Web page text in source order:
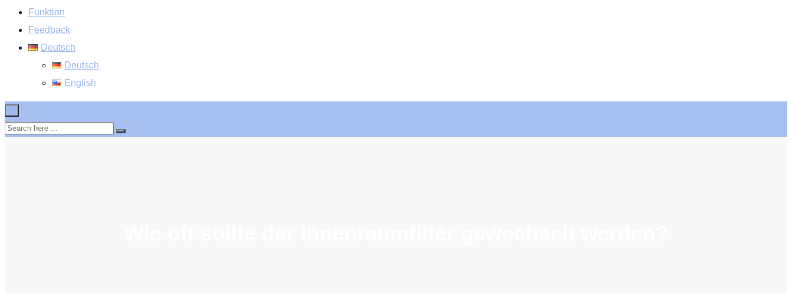
Funktion
Feedback
Deutsch
Deutsch
English